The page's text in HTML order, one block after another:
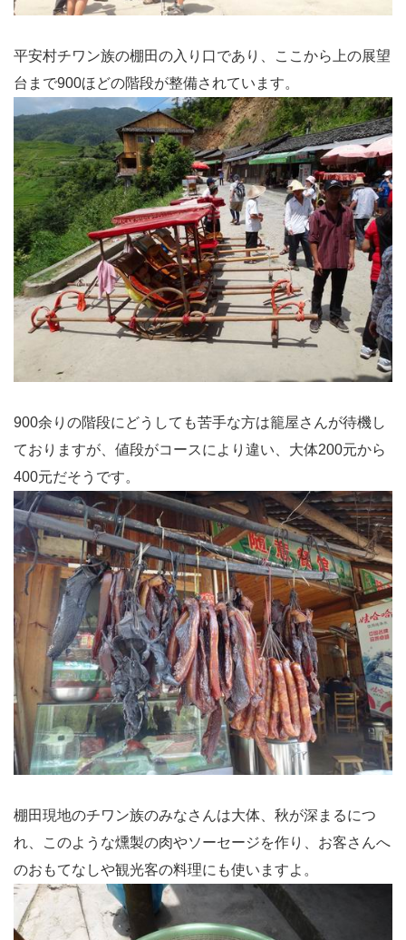
平安村チワン族の棚田の入り口であり、ここから上の展望
台まで900ほどの階段が整備されています。
900余りの階段にどうしても苦手な方は籠屋さんが待機し
ておりますが、値段がコースにより違い、大体200元から
400元だそうです。
棚田現地のチワン族のみなさんは大体、秋が深まるにつ
れ、このような燻製の肉やソーセージを作り、お客さんへ
のおもてなしや観光客の料理にも使いますよ。